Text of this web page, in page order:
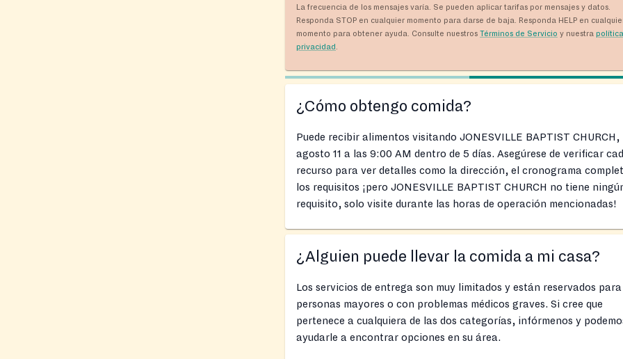
La frecuencia de los mensajes varía. Se pueden aplicar tarifas por mensajes y datos.
Responda STOP en cualquier momento para darse de baja. Responda HELP en
momento para obtener ayuda. Consulte nuestros Términos de Servicio y nuestra
privacidad
¿Cómo obtengo comida?
Puede recibir alimentos visitando JONESVILLE BAPTIST CHURCH,
agosto 11 a las 9:00 AM dentro de 5 días. Asegúrese de verificar
recurso para ver detalles como la dirección, el cronograma
los requisitos ¡pero JONESVILLE BAPTIST CHURCH no tiene
requisito, solo visite durante las horas de operación mencionadas!
¿Alguien puede llevar la comida a mi casa?
Los servicios de entrega son muy limitados y están reservados para
personas mayores o con problemas médicos graves. Si cree que
pertenece a cualquiera de las dos categorías, infórmenos y
ayudarle a encontrar opciones en su área.